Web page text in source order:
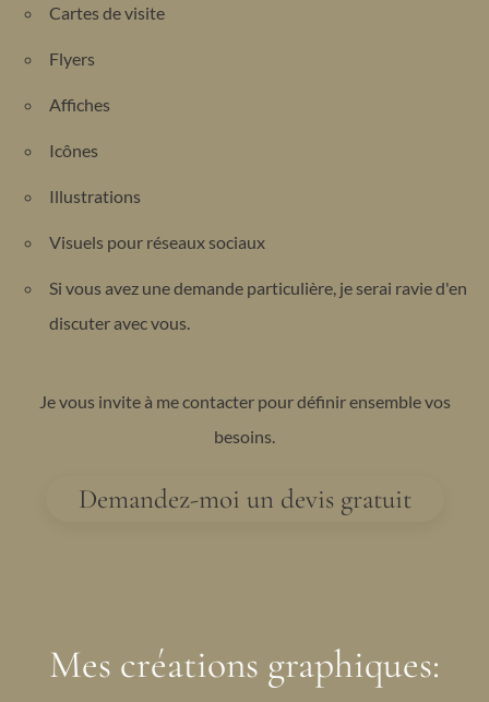
Cartes de visite
Flyers
Affiches
Icônes
Illustrations
Visuels pour réseaux sociaux
Si vous avez une demande particulière, je serai ravie d'en
discuter avec vous.
Je vous invite à me contacter pour définir ensemble vos
besoins.
Demandez-moi un devis gratuit
Mes créations graphiques: